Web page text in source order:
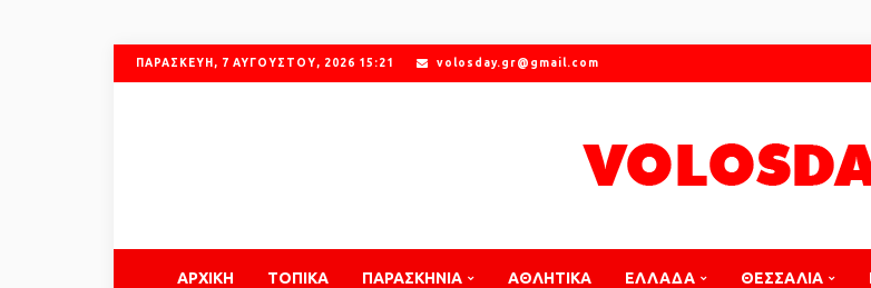
ΠΑΡΑΣΚΕΥΉ, 7 ΑΥΓΟΎΣΤΟΥ, 2026 15:21 volosday.gr@gmail.com
ΑΡΧΙΚΗ ΤΟΠΙΚΑ ΠΑΡΑΣΚΗΝΙΑ ΑΘΛΗΤΙΚΑ ΕΛΛΑΔΑ ΘΕΣΣΑΛΙΑ